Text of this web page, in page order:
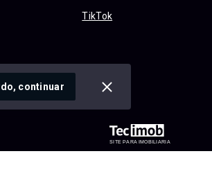
TikTok
SITE PARA IMOBILIARIA
continuar